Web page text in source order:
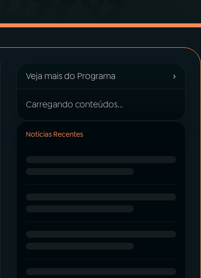
Veja mais do Programa ›
Carregando conteúdos...
Notícias Recentes